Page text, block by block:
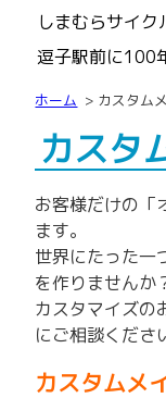
しまむらサイク
逗子駅前に100
ホーム カスタム
カスタ
お客様だけの「
ます。
世界にたった一
を作りませんか
カスタマイズの
にご相談くださ
カスタムメ